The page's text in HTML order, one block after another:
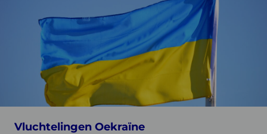
Vluchtelingen Oekraïne
Vluchtelingen
Oekraïne